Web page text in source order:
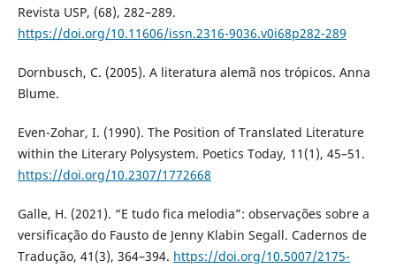
Revista USP, (68), 282–289.
https://doi.org/10.11606/issn.2316-9036.v0i68p282-289
Dornbusch, C. (2005). A literatura alemã nos trópicos. Anna
Blume.
Even-Zohar, I. (1990). The Position of Translated Literature
within the Literary Polysystem. Poetics Today, 11(1), 45–51.
https://doi.org/10.2307/1772668
Galle, H. (2021). “E tudo fica melodia”: observações sobre a
versificação do Fausto de Jenny Klabin Segall. Cadernos de
Tradução, 41(3), 364–394. https://doi.org/10.5007/2175-